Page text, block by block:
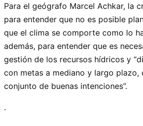
Para el geógrafo Marcel Achkar, la
para entender que no es posible
que el clima se comporte como lo
además, para entender que es
gestión de los recursos hídricos y
con metas a mediano y largo plazo,
conjunto de buenas intenciones”.
.